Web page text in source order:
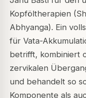
Kopföltherapien
Abhyanga). Ein
für Vata-
betrifft, kombiniert
zervikalen
und behandelt so
Komponente als